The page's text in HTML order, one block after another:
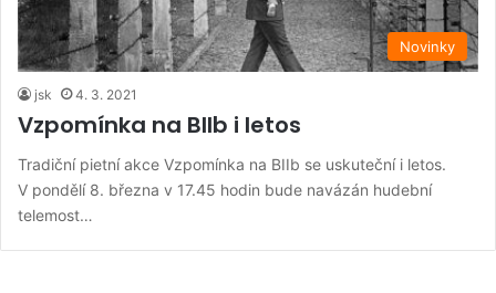
Novinky
jsk 4. 3. 2021
Vzpomínka na BIIb i letos
Tradiční pietní akce Vzpomínka na BIIb se uskuteční i letos.
V pondělí 8. března v 17.45 hodin bude navázán hudební
telemost…